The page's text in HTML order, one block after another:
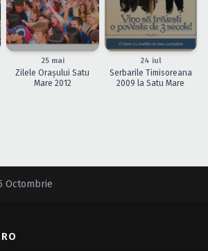
ÎNCHEIAT25 mai
Zilele Oraşului Satu
Mare 2012
ÎNCHEIAT24 iul
Serbarile Timisoreana
2009 la Satu Mare
Octombrie